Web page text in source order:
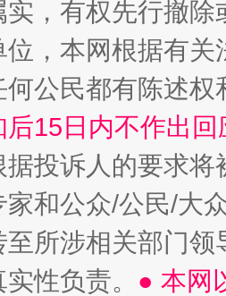
，有权先行撤
，本网根据有
何公民都有陈述
15日内不作出
据投诉人的要求将
和公众/公民/大
至所涉相关部门
性负责。 ● 本网